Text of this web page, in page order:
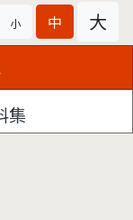
小 中 大
集